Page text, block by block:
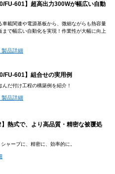
FU-601】超高出力300Wが幅広い自動
車載関連や電源基板から、微細ながらも熱容量
まで幅広い自動化を実現！作業性が大幅に向上
製品詳細
FU-601】組合せの実用例
んだ付け工程の構築例を紹介！
製品詳細
】熱式で、より高品質・精密な被覆処
ャープに、精密に、効率的に。